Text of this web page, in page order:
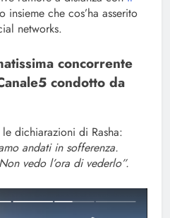
insieme che cos’ha asserito
networks.
concorrente
condotto da
dichiarazioni di Rasha:
andati in sofferenza.
vedo l’ora di vederlo”.